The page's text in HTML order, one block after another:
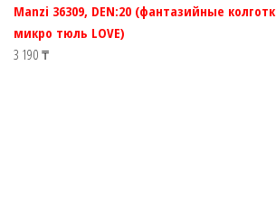
Manzi 36309, DEN:20 (фантазийные
микро тюль LOVE)
3 190 ₸